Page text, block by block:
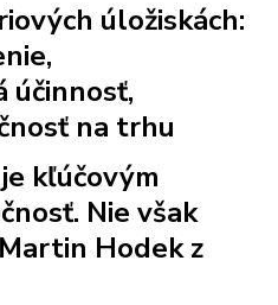
úložiskách:
účinnosť,
na trhu
kľúčovým
Nie však
Hodek z